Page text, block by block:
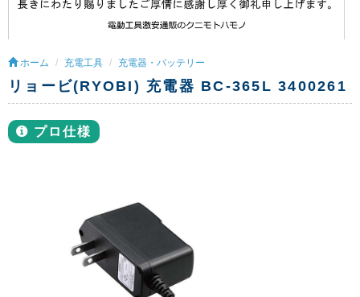
ホーム 充電工具 充電器・バッテリー
リョービ(RYOBI) 充電器 BC-365L 3400261
プロ仕様